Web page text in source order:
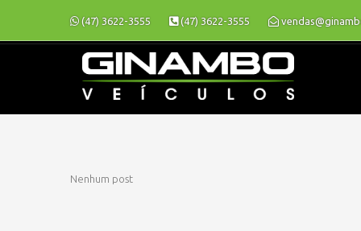
(47) 3622-3555 (47) 3622-3555
Nenhum post